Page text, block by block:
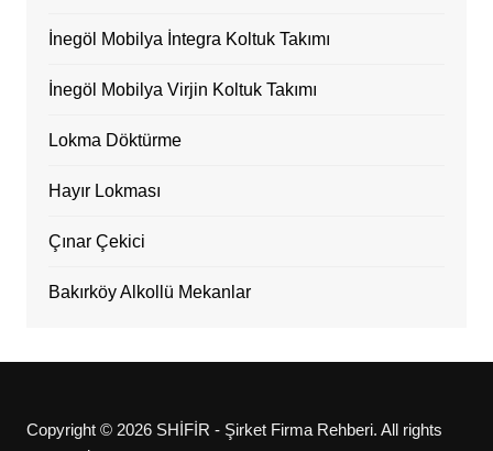
İnegöl Mobilya İntegra Koltuk Takımı
İnegöl Mobilya Virjin Koltuk Takımı
Lokma Döktürme
Hayır Lokması
Çınar Çekici
Bakırköy Alkollü Mekanlar
Copyright © 2026 SHİFİR - Şirket Firma Rehberi. All rights